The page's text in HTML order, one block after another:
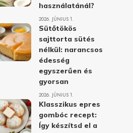
használatánál?
2026. JÚNIUS 1.
Sütőtökös
sajttorta sütés
nélkül: narancsos
édesség
egyszerűen és
gyorsan
2026. JÚNIUS 1.
Klasszikus epres
gombóc recept:
Így készítsd el a